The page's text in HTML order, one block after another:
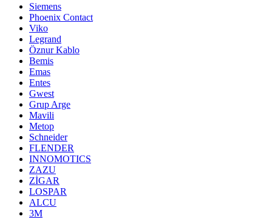
Siemens
Phoenix Contact
Viko
Legrand
Öznur Kablo
Bemis
Emas
Entes
Gwest
Grup Arge
Mavili
Metop
Schneider
FLENDER
INNOMOTICS
ZAZU
ZİGAR
LOSPAR
ALCU
3M